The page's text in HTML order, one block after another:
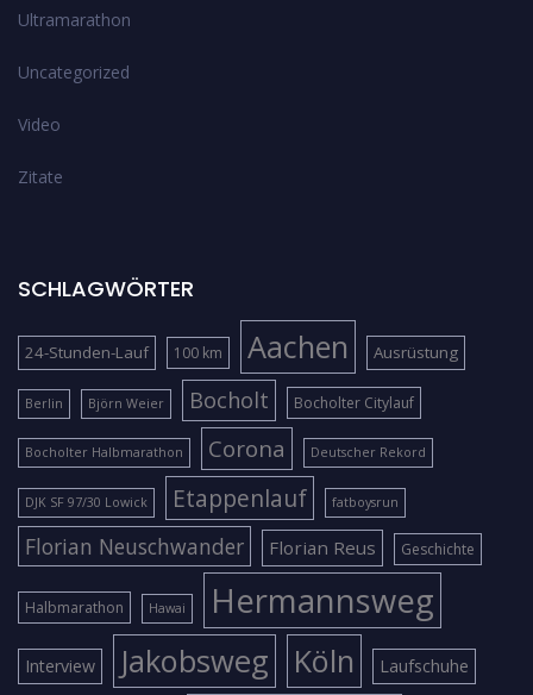
Ultramarathon
Uncategorized
Video
Zitate
SCHLAGWÖRTER
24-Stunden-Lauf 100 km Aachen Ausrüstung
Berlin Björn Weier Bocholt Bocholter Citylauf
Bocholter Halbmarathon Corona Deutscher Rekord
DJK SF 97/30 Lowick Etappenlauf fatboysrun
Florian Neuschwander Florian Reus Geschichte
Halbmarathon Hawai Hermannsweg
Interview Jakobsweg Köln Laufschuhe